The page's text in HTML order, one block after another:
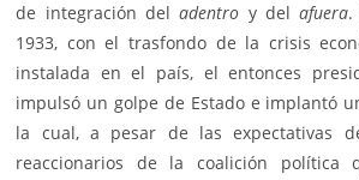
de integración deladentro y delafuera.
1933, con el trasfondo de la crisis
instalada en el país, el entonces
impulsó un golpe de Estado e implantó
la cual, a pesar de las expectativas
reaccionarios de la coalición política